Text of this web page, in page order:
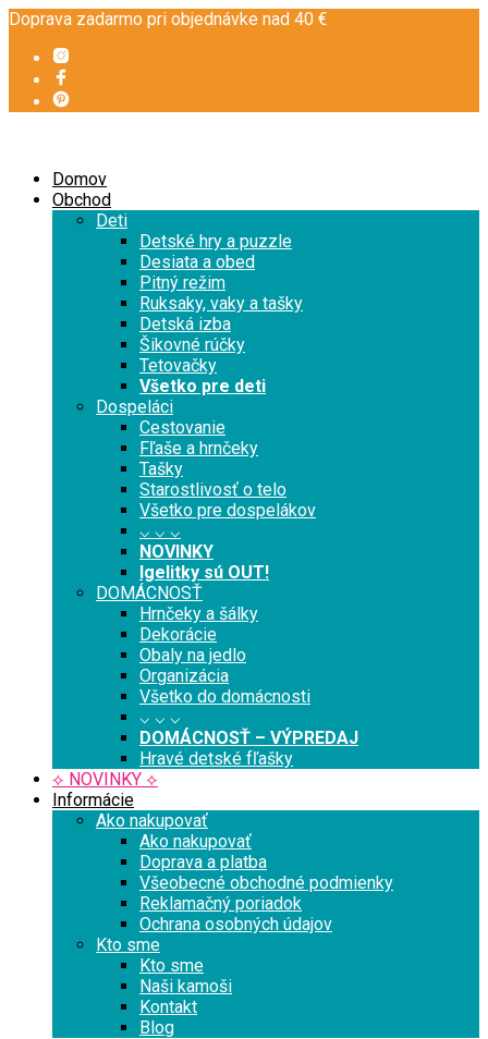
Doprava zadarmo pri objednávke nad 40 €
Domov
Obchod
Deti
Detské hry a puzzle
Desiata a obed
Pitný režim
Ruksaky, vaky a tašky
Detská izba
Šikovné rúčky
Tetovačky
Všetko pre deti
Dospeláci
Cestovanie
Fľaše a hrnčeky
Tašky
Starostlivosť o telo
Všetko pre dospelákov
⌵ ⌵ ⌵
NOVINKY
Igelitky sú OUT!
DOMÁCNOSŤ
Hrnčeky a šálky
Dekorácie
Obaly na jedlo
Organizácia
Všetko do domácnosti
⌵ ⌵ ⌵
DOMÁCNOSŤ – VÝPREDAJ
Hravé detské fľašky
⟡ NOVINKY ⟡
Informácie
Ako nakupovať
Ako nakupovať
Doprava a platba
Všeobecné obchodné podmienky
Reklamačný poriadok
Ochrana osobných údajov
Kto sme
Kto sme
Naši kamoši
Kontakt
Blog